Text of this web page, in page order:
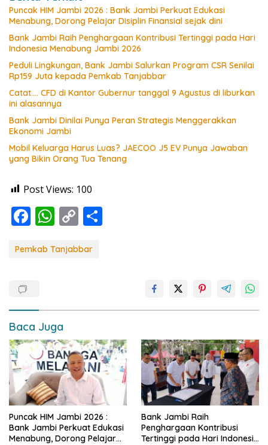
Puncak HIM Jambi 2026 : Bank Jambi Perkuat Edukasi
Menabung, Dorong Pelajar Disiplin Finansial sejak dini
Bank Jambi Raih Penghargaan Kontribusi Tertinggi pada Hari
Indonesia Menabung Jambi 2026
Peduli Lingkungan, Bank Jambi Salurkan Program CSR Senilai
Rp159 Juta kepada Pemkab Tanjabbar
Catat…. CFD di Kantor Gubernur tanggal 9 Agustus di liburkan
ini alasannya
Bank Jambi Dinilai Punya Peran Strategis Menggerakkan
Ekonomi Jambi
Mobil Keluarga Harus Luas? JAECOO J5 EV Punya Jawaban
yang Bikin Orang Tua Tenang
Post Views: 100
F
e
o
k
W
at
p
p
C
p
n
Pemkab Tanjabbar
Baca Juga
Puncak HIM Jambi 2026 :
Bank Jambi Perkuat Edukasi
Menabung, Dorong Pelajar
Bank Jambi Raih
Penghargaan Kontribusi
Tertinggi pada Hari Indonesia